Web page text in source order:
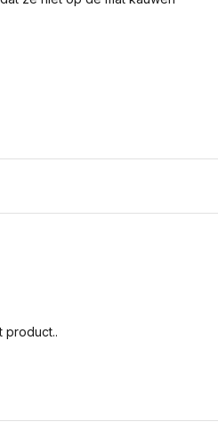
product..